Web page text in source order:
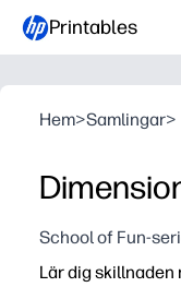
Printables
Hem>Samlingar>
School of Fun-
Lär dig skillnaden